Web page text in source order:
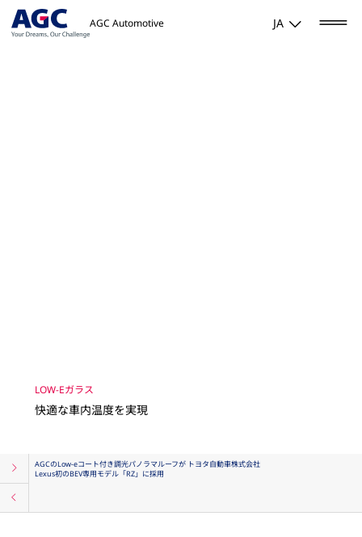
AGC Automotive JA
LOW-Eガラス
快適な車内温度を実現
AGCのLow-eコート付き調光パノラマルーフが トヨタ自動車株式会社
Lexus初のBEV専用モデル「RZ」に採用